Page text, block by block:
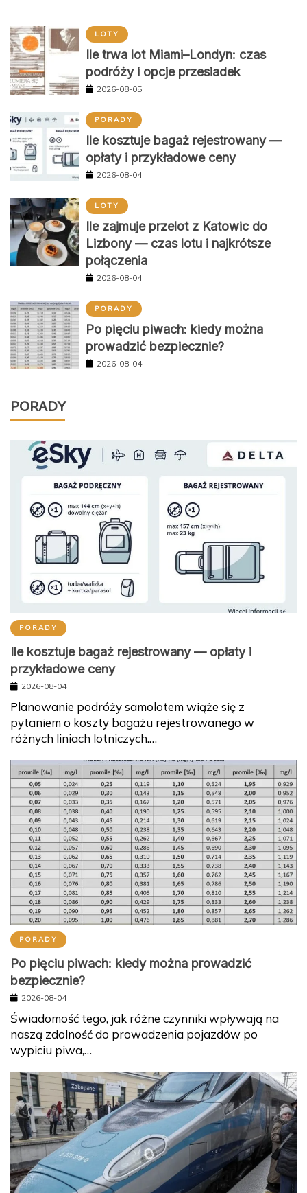
LOTY
Ile trwa lot Miami–Londyn: czas
podróży i opcje przesiadek
2026-08-05
PORADY
Ile kosztuje bagaż rejestrowany —
opłaty i przykładowe ceny
2026-08-04
LOTY
Ile zajmuje przelot z Katowic do
Lizbony — czas lotu i najkrótsze
połączenia
2026-08-04
PORADY
Po pięciu piwach: kiedy można
prowadzić bezpiecznie?
2026-08-04
PORADY
PORADY
Ile kosztuje bagaż rejestrowany — opłaty i
przykładowe ceny
2026-08-04
Planowanie podróży samolotem wiąże się z
pytaniem o koszty bagażu rejestrowanego w
różnych liniach lotniczych.…
PORADY
Po pięciu piwach: kiedy można prowadzić
bezpiecznie?
2026-08-04
Świadomość tego, jak różne czynniki wpływają na
naszą zdolność do prowadzenia pojazdów po
wypiciu piwa,…